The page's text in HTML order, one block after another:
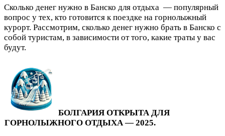
Сколько денег нужно в Банско для отдыха — популярный
вопрос у тех, кто готовится к поездке на горнолыжный
курорт. Рассмотрим, сколько денег нужно брать в Банско с
собой туристам, в зависимости от того, какие траты у вас
будут.
БОЛГАРИЯ ОТКРЫТА ДЛЯ
ГОРНОЛЫЖНОГО ОТДЫХА — 2025.